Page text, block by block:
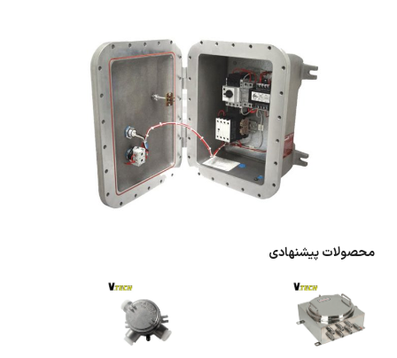
محصولات پیشنهادی